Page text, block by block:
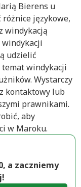
Bierens u
językowe,
windykacją
windykacji
udzielić
windykacji
Wystarczy
kontaktowy lub
prawnikami.
aby
w Maroku.
a zaczniemy